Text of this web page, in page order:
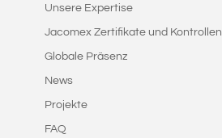
Unsere Expertise
Jacomex Zertifikate und Kontrollen
Globale Präsenz
News
Projekte
FAQ